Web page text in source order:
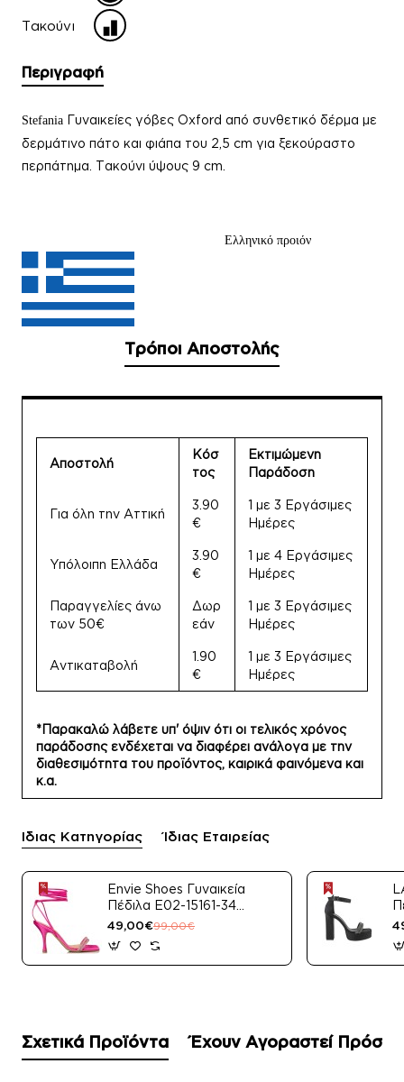
Τακούνι
Περιγραφή
Stefania Γυναικείες γόβες Oxford από συνθετικό δέρμα με
δερμάτινο πάτο και φιάπα του 2,5 cm για ξεκούραστο
περπάτημα. Τακούνι ύψους 9 cm.
Ελληνικό προιόν
Τρόποι Αποστολής
Αποστολή
Κόσ
τος
Εκτιμώμενη
Παράδοση
Για όλη την Αττική
3.90
€
1 με 3 Εργάσιμες
Ημέρες
Υπόλοιπη Ελλάδα
3.90
€
1 με 4 Εργάσιμες
Ημέρες
Παραγγελίες άνω
των 50€
Δωρ
εάν
1 με 3 Εργάσιμες
Ημέρες
Αντικαταβολή
1.90
€
1 με 3 Εργάσιμες
Ημέρες
*Παρακαλώ λάβετε υπ' όψιν ότι οι τελικός χρόνος
παράδοσης ενδέχεται να διαφέρει ανάλογα με την
διαθεσιμότητα του προϊόντος, καιρικά φαινόμενα και
κ.α.
Ίδιας Κατηγορίας Ίδιας Εταιρείας
Envie Shoes Γυναικεία
Πέδιλα E02-15161-34
Μαύρο Satin
49,00€99,00€
Σχετικά Προϊόντα Έχουν Αγοραστεί